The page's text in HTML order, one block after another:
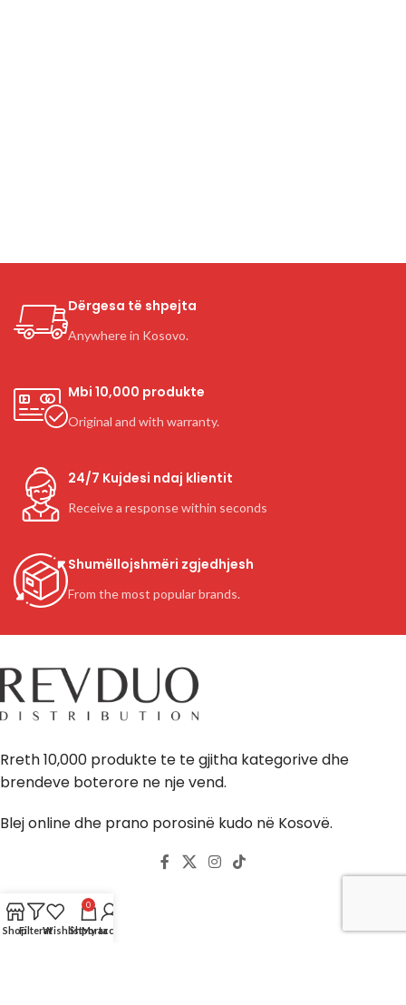
Dërgesa të shpejta
Anywhere in Kosovo.
Mbi 10,000 produkte
Original and with warranty.
24/7 Kujdesi ndaj klientit
Receive a response within seconds
Shumëllojshmëri zgjedhjesh
From the most popular brands.
Rreth 10,000 produkte te te gjitha kategorive dhe
brendeve boterore ne nje vend.
Blej online dhe prano porosinë kudo në Kosovë.
Llogaria
ShopFilteratWishlist
0
Shporta
My account